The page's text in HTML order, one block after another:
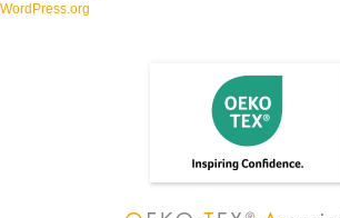
WordPress.org